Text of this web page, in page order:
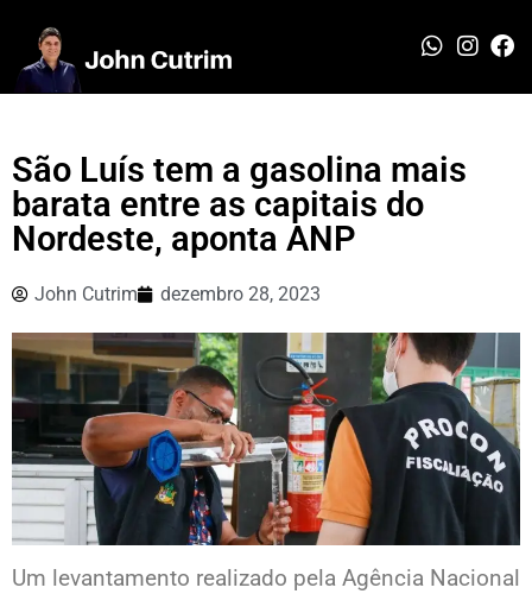
São Luís tem a gasolina mais
barata entre as capitais do
Nordeste, aponta ANP
John Cutrim dezembro 28, 2023
Um levantamento realizado pela Agência Nacional